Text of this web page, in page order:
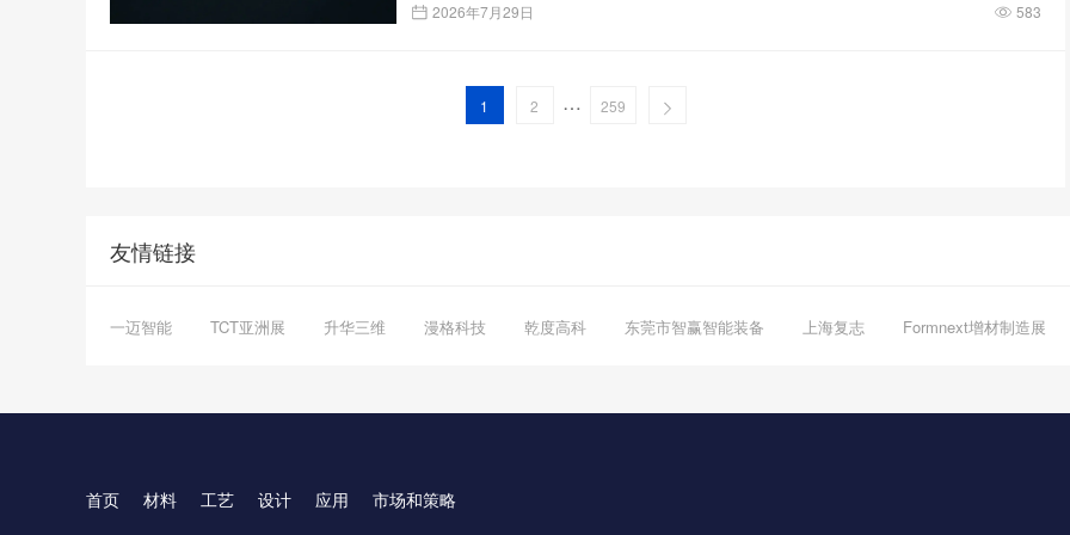
2026年7月29日 583
1 2 … 259
友情链接
一迈智能 TCT亚洲展 升华三维 漫格科技 乾度高科 东莞市智赢智能装备 上海复志 Formnext增材制造展
首页 材料 工艺 设计 应用
市场和策略